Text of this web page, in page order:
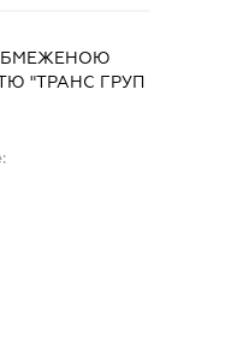
"ТРАНС ГРУП